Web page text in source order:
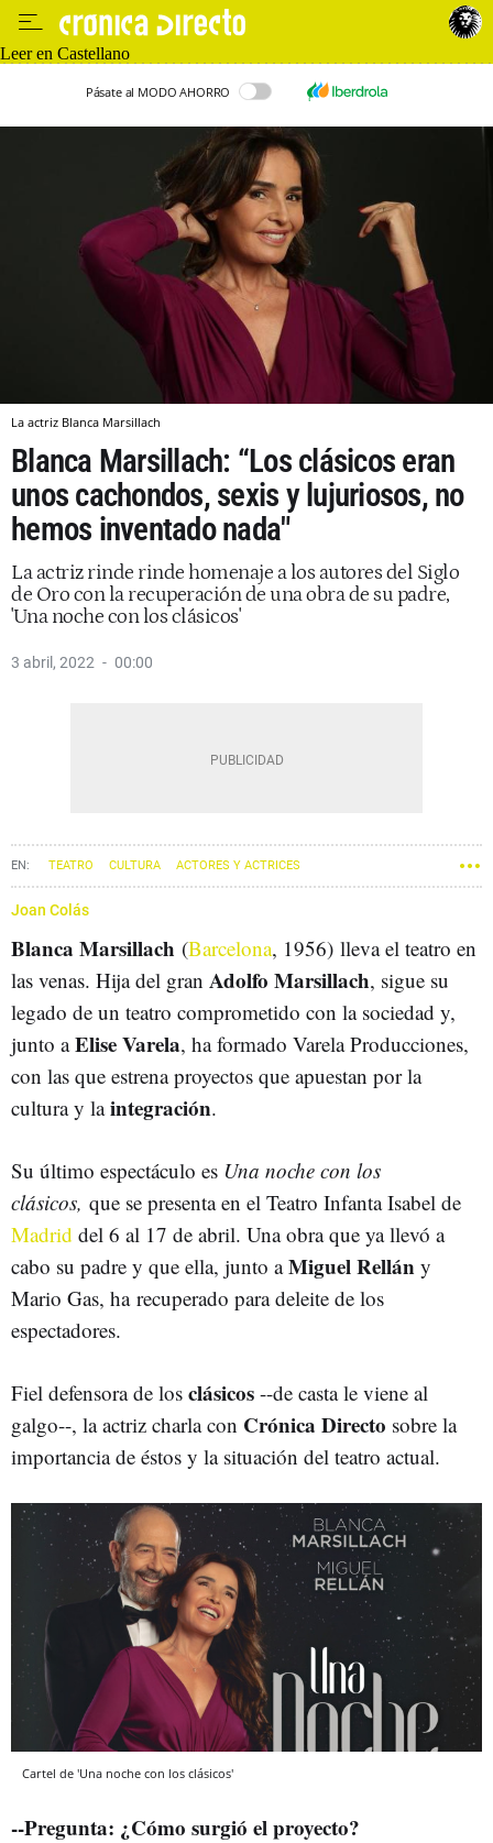
Leer en Castellano
Pásate al MODO AHORRO
La actriz Blanca Marsillach
Blanca Marsillach: “Los clásicos eran
unos cachondos, sexis y lujuriosos, no
hemos inventado nada"
La actriz rinde rinde homenaje a los autores del Siglo
de Oro con la recuperación de una obra de su padre,
'Una noche con los clásicos'
3 abril, 2022 00:00
TEATRO CULTURA ACTORES Y ACTRICES
Joan Colás
Blanca Marsillach (Barcelona, 1956) lleva el teatro en
las venas. Hija del gran Adolfo Marsillach, sigue su
legado de un teatro comprometido con la sociedad y,
junto aElise Varela, ha formado Varela Producciones,
con las que estrena proyectos que apuestan por la
cultura y laintegración.
Su último espectáculo es Una noche con los
clásicos, que se presenta en el Teatro Infanta Isabel de
Madrid del 6 al 17 de abril. Una obra que ya llevó a
cabo su padre y que ella, junto aMiguel Rellán y
Mario Gas, ha recuperado para deleite de los
espectadores.
Fiel defensora de los clásicos --de casta le viene al
galgo--, la actriz charla con Crónica Directo sobre la
importancia de éstos y la situación del teatro actual.
Cartel de 'Una noche con los clásicos'
--Pregunta: ¿Cómo surgió el proyecto?